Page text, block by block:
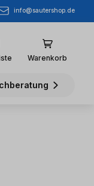
info@sautershop.de
Warenkorb